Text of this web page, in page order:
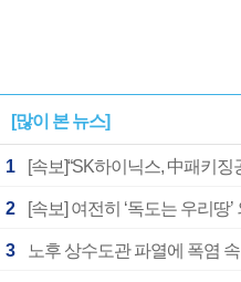
[많이 본 뉴스]
1 [속보]“SK하이닉스, 中패키
2
3 노후 상수도관 파열에 폭염